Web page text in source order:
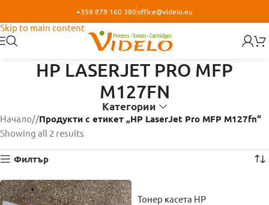
Skip to main content
+359 878 160 380office@videlo.eu
HP LASERJET PRO MFP
M127FN
Категории
Начало/ Продукти с етикет „HP LaserJet Pro MFP M127fn“
Showing all 2 results
Филтър
Тонер касета HP